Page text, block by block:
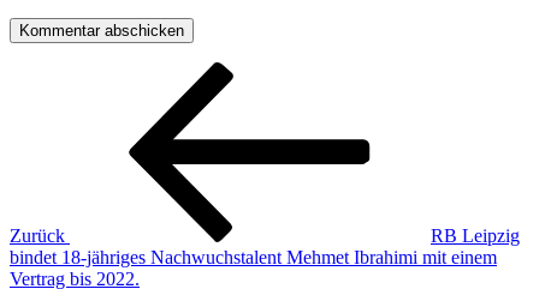
Beitragsnavigation
Zurück
RB Leipzig
bindet 18-jähriges Nachwuchstalent Mehmet Ibrahimi mit einem
Vertrag bis 2022.